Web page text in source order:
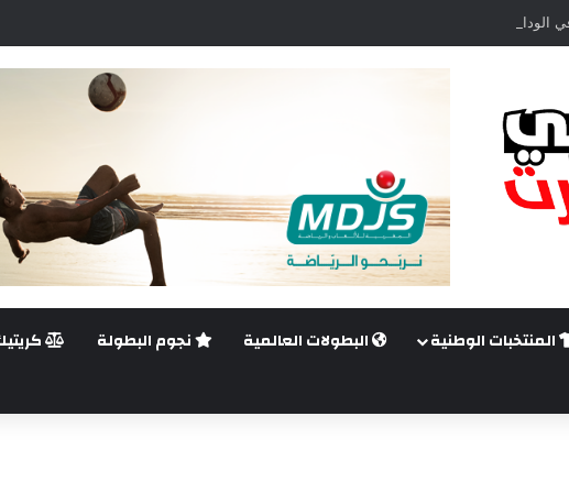
الوداد الرياضي.. غيليرمي فيريرا يقترب من الجراحة بعد قطع في الرباط الصليبي
المنتخبات الوطنية البطولات العالمية نجوم البطولة